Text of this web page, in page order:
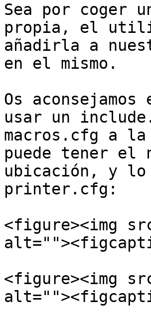
Sea por coger
propia, el
añadirla a
en el mismo.
Os
usar un
macros.cfg a
puede tener el
ubicación, y lo
printer.cfg:
<figure><img
<figure><img